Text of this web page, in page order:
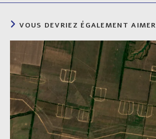
VOUS DEVRIEZ ÉGALEMENT AIMER